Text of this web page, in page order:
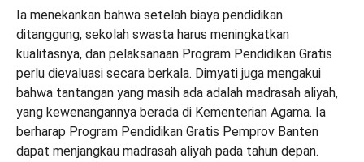
Ia menekankan bahwa setelah biaya pendidikan
ditanggung, sekolah swasta harus meningkatkan
kualitasnya, dan pelaksanaan Program Pendidikan Gratis
perlu dievaluasi secara berkala. Dimyati juga mengakui
bahwa tantangan yang masih ada adalah madrasah aliyah,
yang kewenangannya berada di Kementerian Agama. Ia
berharap Program Pendidikan Gratis Pemprov Banten
dapat menjangkau madrasah aliyah pada tahun depan.